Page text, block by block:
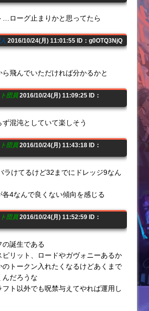
…ローグ止まりかと思ってたら
2016/10/24(月) 11:01:55 ID：g0OTQ3NjQ
飛んでいただければ分かるかと
団員2016/10/24(月) 11:09:25 ID：
混沌としていて楽しそう
団員2016/10/24(月) 11:43:18 ID：
ラけてるけど32までにドレッジ9なん
4なんで良くない傾向を感じる
団員2016/10/24(月) 11:52:59 ID：
の誕生である
ピリット、ロードやガヴォニーあるか
のトークン入れたくなるけどあくまで
んだろうな
ト以外でも呪禁与えてやれば運用し